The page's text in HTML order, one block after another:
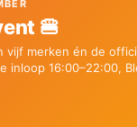
© 2026 Distrixs
om je de beste
vinden over welke
de
🍔
vijf merken én de
inloop 16:00–22:00,